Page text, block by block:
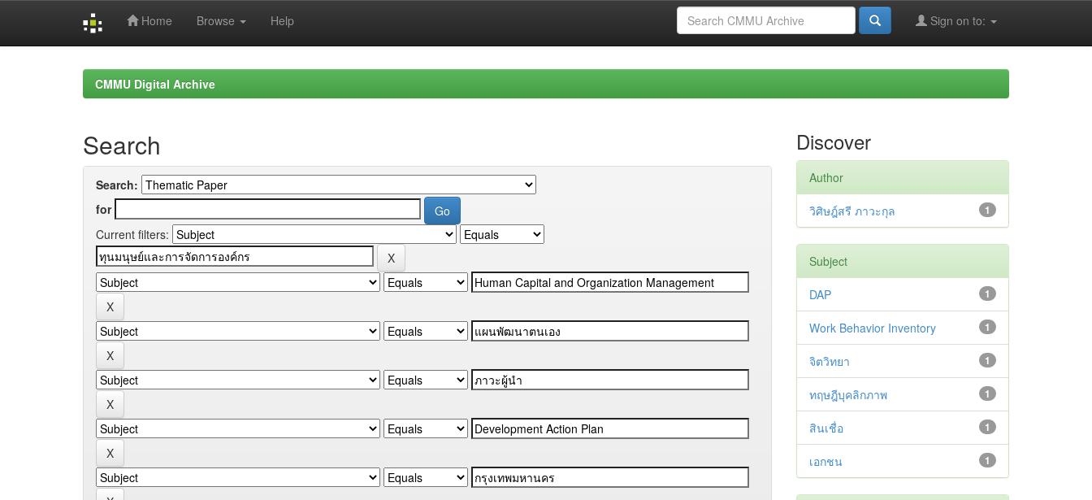
Home Browse Help Sign on to:
CMMU Digital Archive
Search
Search:
for
Current filters:
Discover
Author
1
วิศิษฎ์สรี ภาวะกุล
Subject
1
DAP
1
Work Behavior Inventory
1
จิตวิทยา
1
ทฤษฎีบุคลิกภาพ
1
สินเชื่อ
1
เอกชน